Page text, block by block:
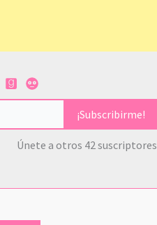
¡Subscribirme!
Únete a otros 42 suscriptores